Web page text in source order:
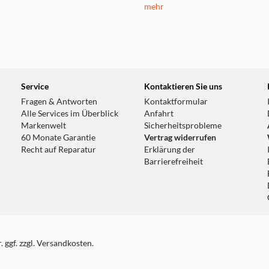
mehr
Service
Fragen & Antworten
Alle Services im Überblick
Markenwelt
60 Monate Garantie
Recht auf Reparatur
Kontaktieren Sie uns
Kontaktformular
Anfahrt
Sicherheitsprobleme
Vertrag widerrufen
Erklärung der
Barrierefreiheit
zzgl. Versandkosten.